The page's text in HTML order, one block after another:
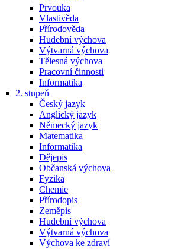
Prvouka
Vlastivěda
Přírodověda
Hudební výchova
Výtvarná výchova
Tělesná výchova
Pracovní činnosti
Informatika
2. stupeň
Český jazyk
Anglický jazyk
Německý jazyk
Matematika
Informatika
Dějepis
Občanská výchova
Fyzika
Chemie
Přírodopis
Zeměpis
Hudební výchova
Výtvarná výchova
Výchova ke zdraví